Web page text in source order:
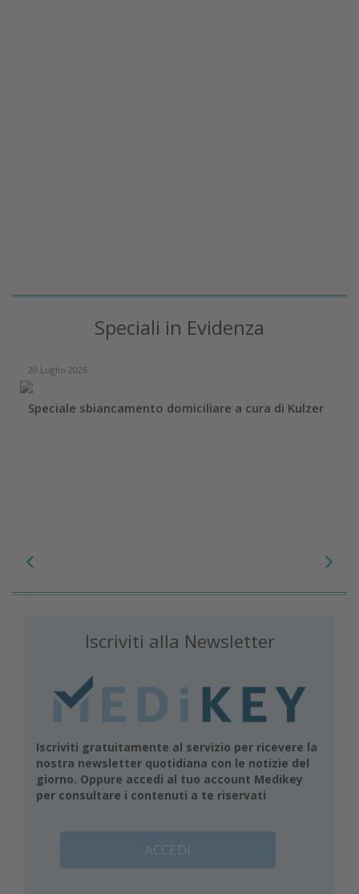
Speciali in Evidenza
20 Luglio 2026
Speciale sbiancamento domiciliare a cura di Kulzer
Iscriviti alla Newsletter
Iscriviti gratuitamente al servizio per ricevere la
nostra newsletter quotidiana con le notizie del
giorno. Oppure accedi al tuo account Medikey
per consultare i contenuti a te riservati
ACCEDI